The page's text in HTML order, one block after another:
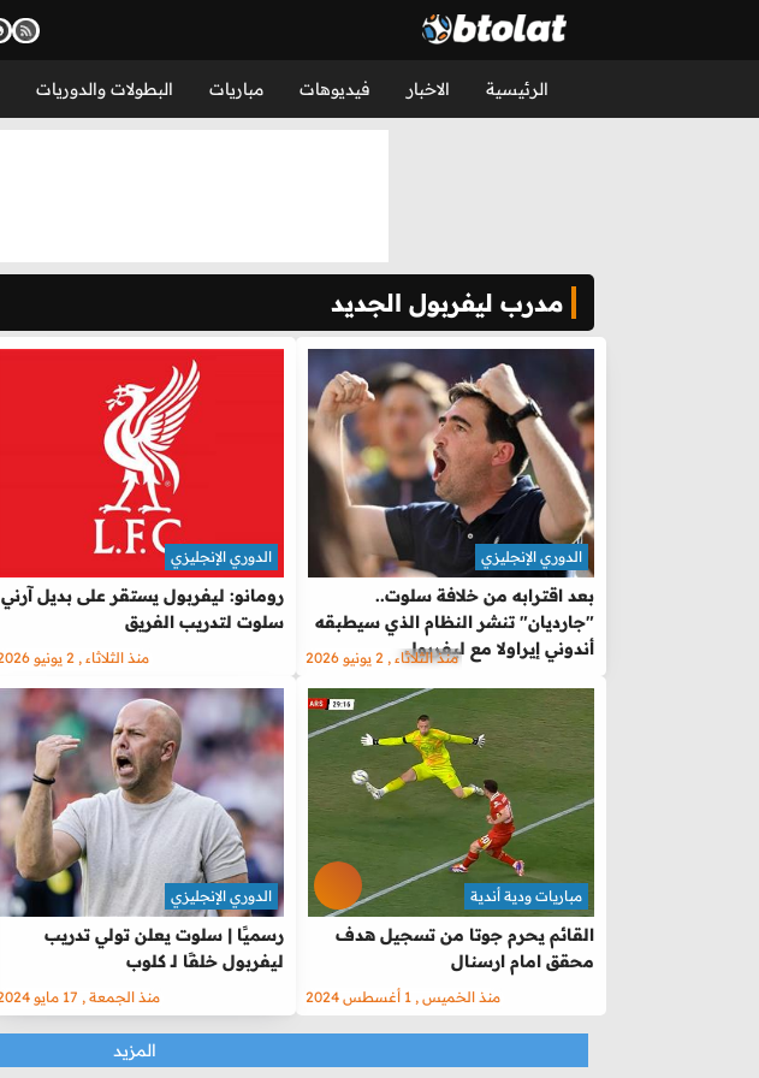
الرئيسية الاخبار فيديوهات مباريات البطولات والدوريات
مدرب ليفربول الجديد
بعد اقترابه من خلافة سلوت..
"جارديان" تنشر النظام الذي سيطبقه
أندوني إيراولا مع ليفربول
الدوري الإنجليزي
منذ الثلاثاء , 2 يونيو 2026
رومانو: ليفربول يستقر على بديل آرني
سلوت لتدريب الفريق
الدوري الإنجليزي
منذ الثلاثاء , 2 يونيو 2026
القائم يحرم جوتا من تسجيل هدف
محقق امام ارسنال
مباريات ودية أندية
منذ الخميس , 1 أغسطس 2024
رسميًا | سلوت يعلن تولي تدريب
ليفربول خلفًا لـ كلوب
الدوري الإنجليزي
منذ الجمعة , 17 مايو 2024
المزيد